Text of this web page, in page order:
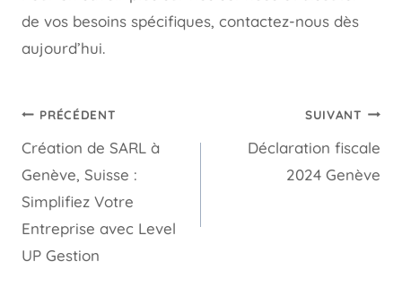
de vos besoins spécifiques, contactez-nous dès
aujourd’hui.
Navigation
de
l’article
PRÉCÉDENT
Création de SARL à
Genève, Suisse :
Simplifiez Votre
Entreprise avec Level
UP Gestion
SUIVANT
Déclaration fiscale
2024 Genève